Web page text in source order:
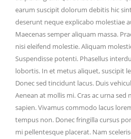
earum suscipit dolorum debitis hic
deserunt neque explicabo molestiae
Maecenas semper aliquam massa.
nisi eleifend molestie. Aliquam
Suspendisse potenti. Phasellus
lobortis. In et metus aliquet, suscipit
Donec sed tincidunt lacus. Duis
Aenean at mollis mi. Cras ac urna
sapien. Vivamus commodo lacus
tempus non. Donec fringilla cursus
mi pellentesque placerat. Nam